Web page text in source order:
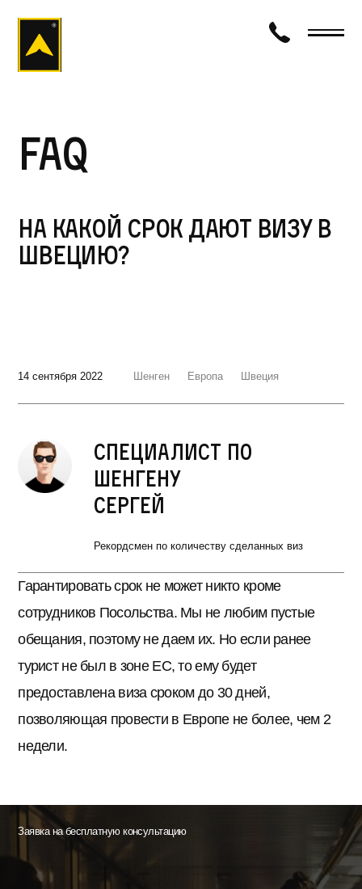
FAQ
На какой срок дают визу в
Швецию?
14 сентября 2022 Шенген Европа Швеция
Специалист по
шенгену
Сергей
Рекордсмен по количеству сделанных виз
Гарантировать срок не может никто кроме
сотрудников Посольства. Мы не любим пустые
обещания, поэтому не даем их. Но если ранее
турист не был в зоне ЕС, то ему будет
предоставлена виза сроком до 30 дней,
позволяющая провести в Европе не более, чем 2
недели.
Заявка на бесплатную консультацию